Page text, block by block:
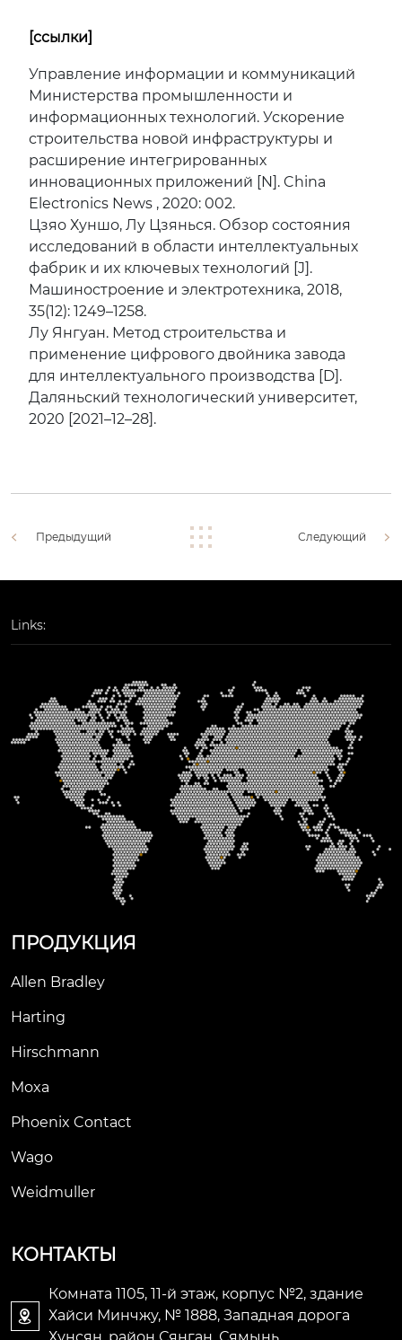
[ссылки]
Управление информации и коммуникаций
Министерства промышленности и
информационных технологий. Ускорение
строительства новой инфраструктуры и
расширение интегрированных
инновационных приложений [N]. China
Electronics News , 2020: 002.
Цзяо Хуншо, Лу Цзянься. Обзор состояния
исследований в области интеллектуальных
фабрик и их ключевых технологий [J].
Машиностроение и электротехника, 2018,
35(12): 1249–1258.
Лу Янгуан. Метод строительства и
применение цифрового двойника завода
для интеллектуального производства [D].
Даляньский технологический университет,
2020 [2021–12–28].
Предыдущий Следующий
Links:
ПРОДУКЦИЯ
Allen Bradley
Harting
Hirschmann
Moxa
Phoenix Contact
Wago
Weidmuller
КОНТАКТЫ

Комната 1105, 11-й этаж, корпус №2, здание
Хайси Минчжу, № 1888, Западная дорога